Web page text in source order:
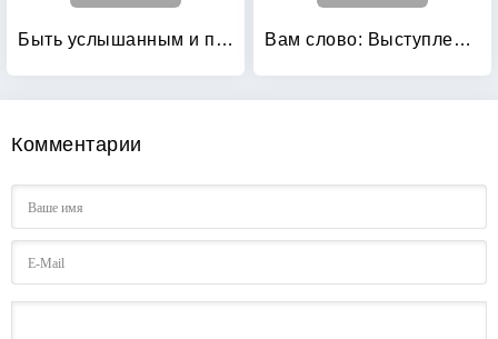
Быть услышанным и понятым: Техника и культура речи. Лекции и практические занятия (+ CD-ROM) Вам слово: Выступление без волнения
Комментарии